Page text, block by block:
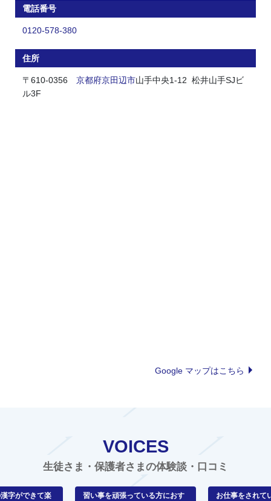
電話番号
0120-578-380
住所
〒610-0356 京都府京田辺市山手中央1-12 松井山手SJビ
ル3F
Google マップはこちら
VOICES
生徒さま・保護者さまの体験談・口コミ
字ができて楽
習い事を頑張っている方におす
お仕事をされて